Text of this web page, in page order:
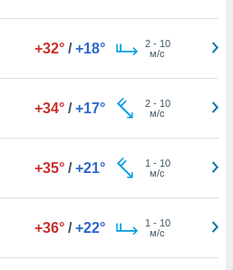
+32° / +18° 2- 10
м/с
+34° / +17° 2- 10
м/с
+35° / +21° 1 - 10
м/с
+36° / +22° 1 - 10
м/с